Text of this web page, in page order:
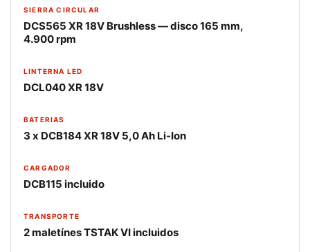
SIERRA CIRCULAR
DCS565 XR 18V Brushless — disco 165 mm,
4.900 rpm
LINTERNA LED
DCL040 XR 18V
BATERIAS
3 x DCB184 XR 18V 5,0 Ah Li-Ion
CARGADOR
DCB115 incluido
TRANSPORTE
2 maletínes TSTAK VI incluidos